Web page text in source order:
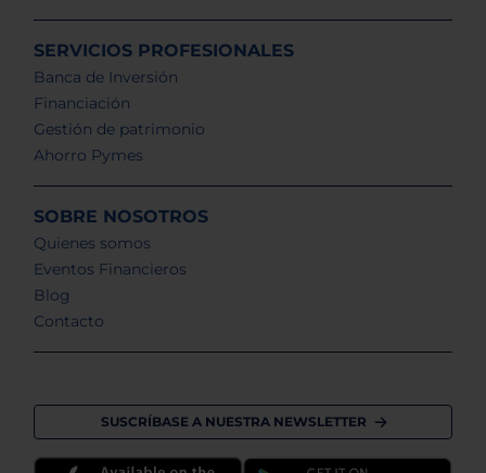
SERVICIOS PROFESIONALES
Banca de Inversión
Financiación
Gestión de patrimonio
Ahorro Pymes
SOBRE NOSOTROS
Quienes somos
Eventos Financieros
Blog
Contacto
SUSCRÍBASE A NUESTRA NEWSLETTER